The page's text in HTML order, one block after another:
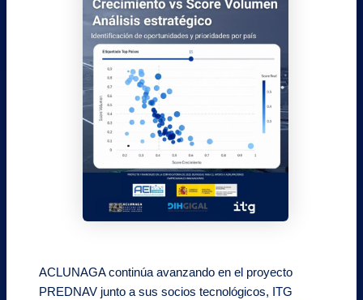
ACLUNAGA continúa avanzando en el proyecto
PREDNAV junto a sus socios tecnológicos, ITG